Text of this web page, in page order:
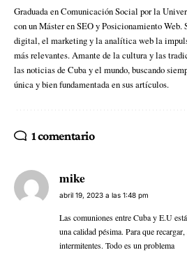
Graduada en Comunicación Social por la
con un Máster en SEO y Posicionamiento Web.
digital, el marketing y la analítica web la
más relevantes. Amante de la cultura y las
las noticias de Cuba y el mundo, buscando
única y bien fundamentada en sus artículos.
1 comentario
mike
abril 19, 2023 a las 1:48 pm
Las comuniones entre Cuba y E.U
una calidad pésima. Para que
intermitentes. Todo es un problema